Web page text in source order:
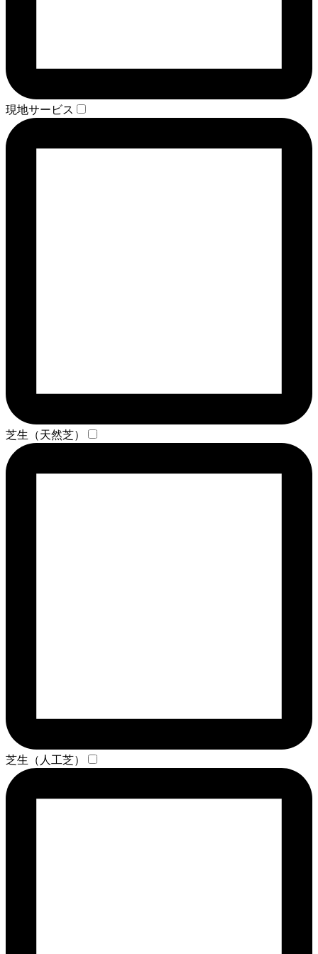
現地サービス
芝生（天然芝）
芝生（人工芝）